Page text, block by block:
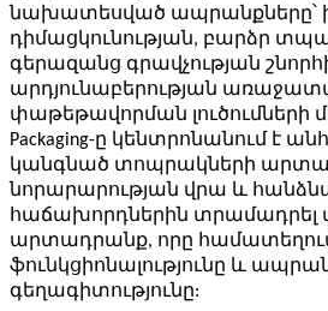
նախատեսված ապրանքները՝
դիմացկունության, բարձր
գերազանց գրավչության
արդյունաբերության
փաթեթավորման լուծումների
Packaging-ը կենտրոնանում է
կանգնած տոպրակների
նորարարության վրա և
հաճախորդներին
արտադրանք, որը
ֆունկցիոնալությունը և
գեղագիտությունը: